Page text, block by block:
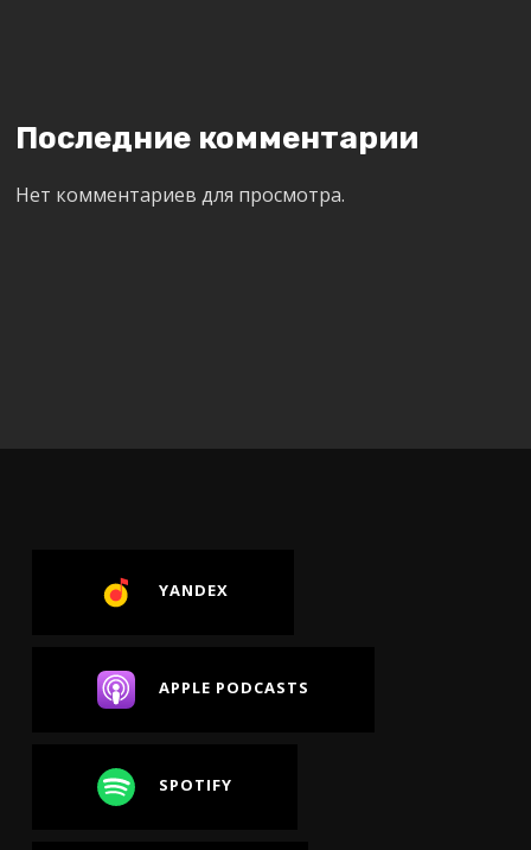
Последние комментарии
Нет комментариев для просмотра.
YANDEX
APPLE PODCASTS
SPOTIFY